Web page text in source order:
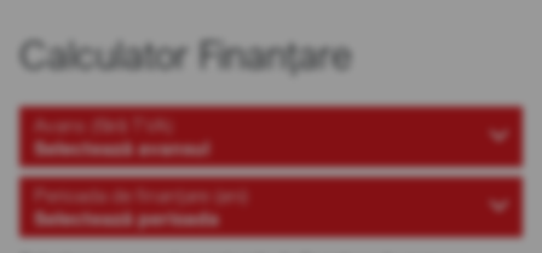
Calculator Finanțare
Avans (fără TVA)
Selectează avansul
Perioada de finanțare (ani)
Selectează perioada